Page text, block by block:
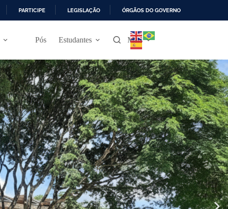
PARTICIPE LEGISLAÇÃO ÓRGÃOS DO GOVERNO
Pós Estudantes Mais